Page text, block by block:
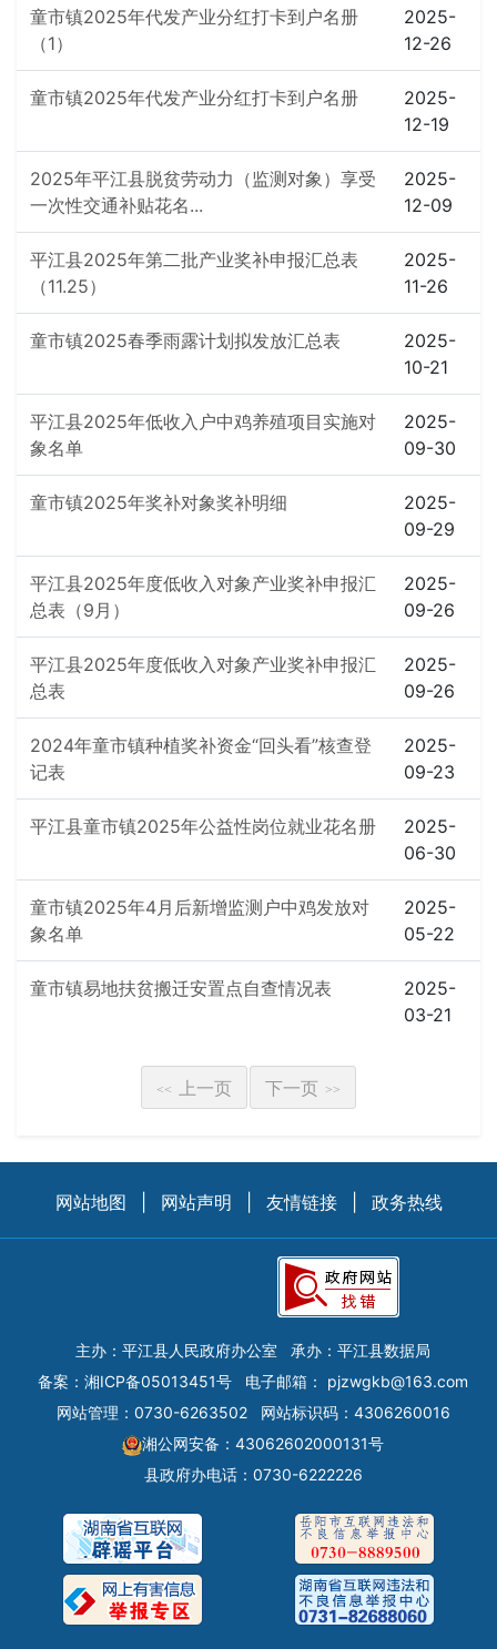
童市镇2025年代发产业分红打卡到户名册
（1）
2025-
12-26
童市镇2025年代发产业分红打卡到户名册
2025-
12-19
2025年平江县脱贫劳动力（监测对象）享受
一次性交通补贴花名...
2025-
12-09
平江县2025年第二批产业奖补申报汇总表
（11.25）
2025-
11-26
童市镇2025春季雨露计划拟发放汇总表
2025-
10-21
平江县2025年低收入户中鸡养殖项目实施对
象名单
2025-
09-30
童市镇2025年奖补对象奖补明细
2025-
09-29
平江县2025年度低收入对象产业奖补申报汇
总表（9月）
2025-
09-26
平江县2025年度低收入对象产业奖补申报汇
总表
2025-
09-26
2024年童市镇种植奖补资金“回头看”核查登
记表
2025-
09-23
平江县童市镇2025年公益性岗位就业花名册
2025-
06-30
童市镇2025年4月后新增监测户中鸡发放对
象名单
2025-
05-22
童市镇易地扶贫搬迁安置点自查情况表
2025-
03-21
<< 上一页 下一页 >>
网站地图 网站声明 友情链接 政务热线
主办：平江县人民政府办公室
承办：平江县数据局
备案： 湘ICP备05013451号 电子邮箱： pjzwgkb@163.com
网站管理：0730-6263502
网站标识码：4306260016
湘公网安备：43062602000131号
县政府办电话：0730-6222226